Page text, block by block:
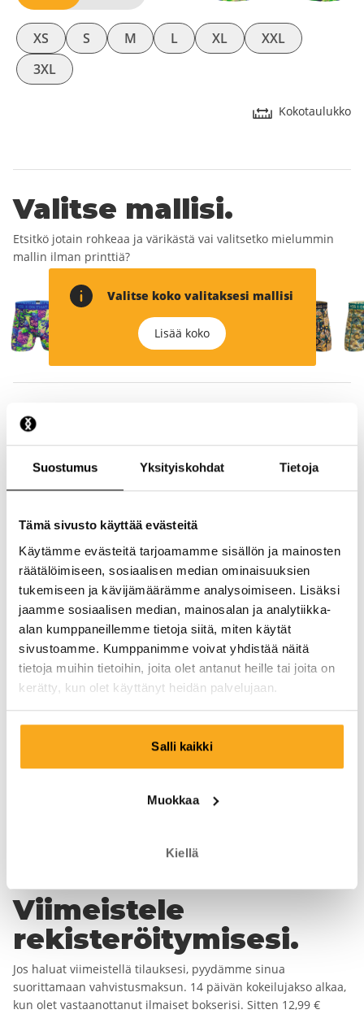
Suostumus Yksityiskohdat Tietoja
Tämä sivusto käyttää evästeitä
Käytämme evästeitä tarjoamamme sisällön ja mainosten
räätälöimiseen, sosiaalisen median ominaisuuksien
tukemiseen ja kävijämäärämme analysoimiseen. Lisäksi
jaamme sosiaalisen median, mainosalan ja analytiikka-
alan kumppaneillemme tietoja siitä, miten käytät
sivustoamme. Kumppanimme voivat yhdistää näitä
tietoja muihin tietoihin, joita olet antanut heille tai joita on
kerätty, kun olet käyttänyt heidän palvelujaan.
Salli kaikki
Muokkaa
Kiellä
XS S M L XL
XXL
3XL
Kokotaulukko
Valitse mallisi.
Etsitkö jotain rohkeaa ja värikästä vai valitsetko mielummin
mallin ilman printtiä?
Valitse koko valitaksesi mallisi
Lisää koko
Täytä tietosi
pikaisesti.
Salasana*
Lisää
toimitusosoitteesi.
Minne voimme toimittaa ilmaiset bokserisi?
Viimeistele
rekisteröitymisesi.
Jos haluat viimeistellä tilauksesi, pyydämme sinua
suorittamaan vahvistusmaksun. 14 päivän kokeilujakso alkaa,
kun olet vastaanottanut ilmaiset bokserisi. Sitten 12,99 €